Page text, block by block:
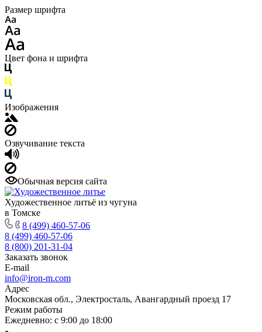
Размер шрифта
Цвет фона и шрифта
Изображения
Озвучивание текста
Обычная версия сайта
Художественное литьё из чугуна
в Томске
8 (499) 460-57-06
8 (499) 460-57-06
8 (800) 201-31-04
Заказать звонок
E-mail
info@iron-m.com
Адрес
Московская обл., Электросталь, Авангардный проезд 17
Режим работы
Ежедневно: с 9:00 до 18:00